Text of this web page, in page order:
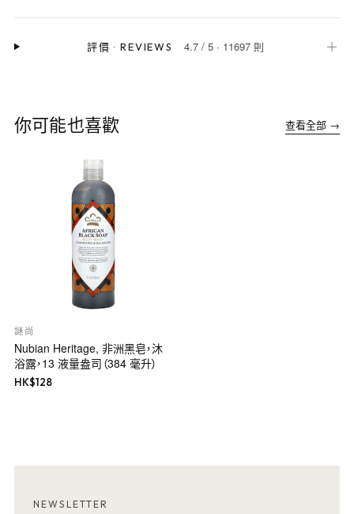
評價 ·REVIEWS 4.7/ 5· 11697 則 ＋
你可能也喜歡 查看全部 →
謎尚
Nubian Heritage, 非洲黑皂，沐
浴露，13 液量盎司（384 毫升）
HK$128
NEWSLETTER